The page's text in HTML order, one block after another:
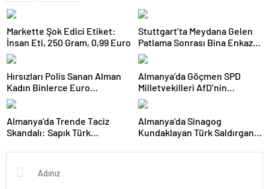
Markette Şok Edici Etiket:
İnsan Eti, 250 Gram, 0,99 Euro
Stuttgart’ta Meydana Gelen
Patlama Sonrası Bina Enkaza
Döndü: Sokak Moloz Yığınıyla
Kaplandı
Hırsızları Polis Sanan Alman
Kadın Binlerce Euro
Dolandırıldı
Almanya’da Göçmen SPD
Milletvekilleri AfD’nin
Yasaklanmasını İstiyor
Almanya’da Trende Taciz
Skandalı: Sapık Türk
Almanya’da Sinagog
Kundaklayan Türk Saldırgan,